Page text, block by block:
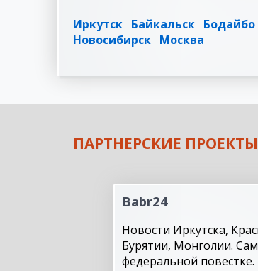
Иркутск Байкальск Бодайбо
Новосибирск Москва
ПАРТНЕРСКИЕ ПРОЕКТЫ
Babr24
Новости Иркутска,
Бурятии, Монголии.
федеральной повестке.